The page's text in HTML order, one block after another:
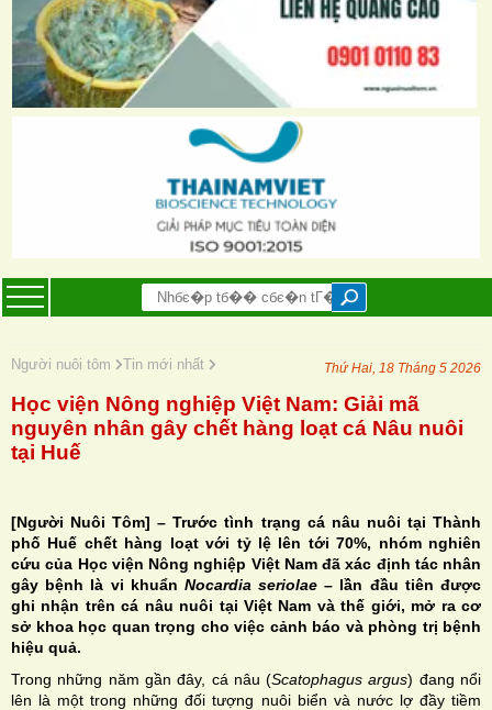
Người nuôi tôm Tin mới nhất Thứ Hai, 18 Tháng 5 2026
Học viện Nông nghiệp Việt Nam: Giải mã
nguyên nhân gây chết hàng loạt cá Nâu nuôi
tại Huế
[Người Nuôi Tôm] – Trước tình trạng cá nâu nuôi tại Thành
phố Huế chết hàng loạt với tỷ lệ lên tới 70%, nhóm nghiên
cứu của Học viện Nông nghiệp Việt Nam đã xác định tác nhân
gây bệnh là vi khuẩn Nocardia seriolae – lần đầu tiên được
ghi nhận trên cá nâu nuôi tại Việt Nam và thế giới, mở ra cơ
sở khoa học quan trọng cho việc cảnh báo và phòng trị bệnh
hiệu quả.
Trong những năm gần đây, cá nâu (Scatophagus argus) đang nổi
lên là một trong những đối tượng nuôi biển và nước lợ đầy tiềm